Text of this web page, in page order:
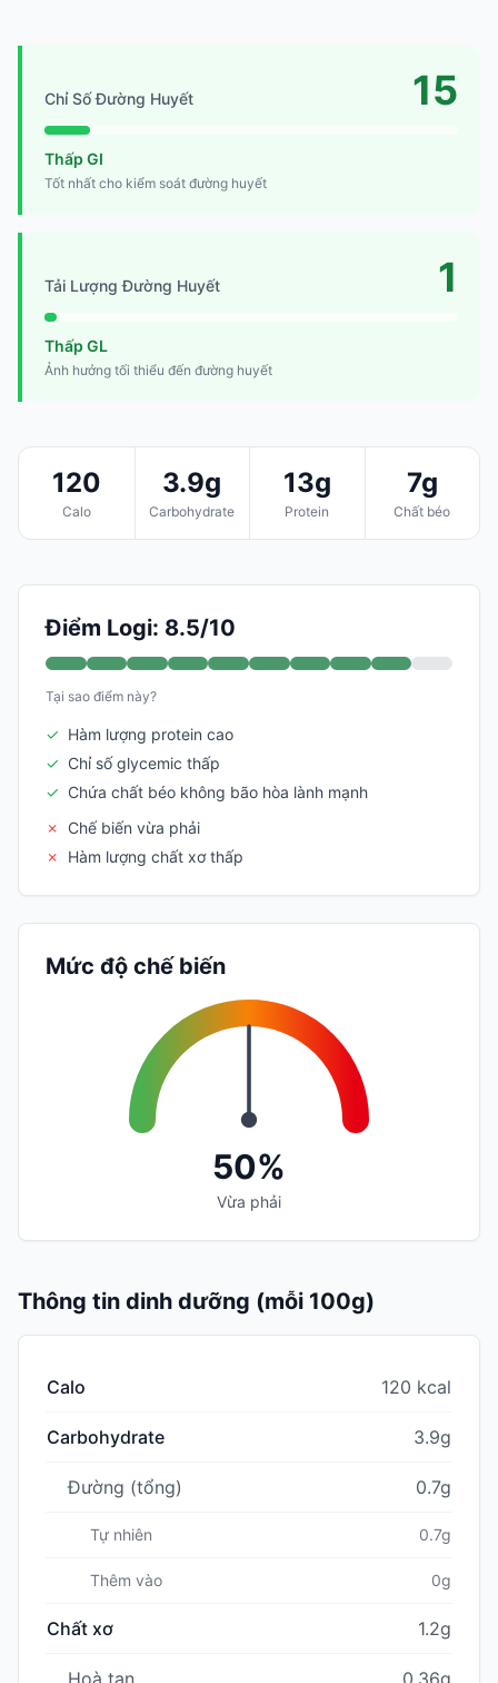
Chỉ Số Đường Huyết 15
Thấp GI
Tốt nhất cho kiểm soát đường huyết
Tải Lượng Đường Huyết 1
Thấp GL
Ảnh hưởng tối thiểu đến đường huyết
120
Calo
3.9g
Carbohydrate
13g
Protein
7g
Chất béo
Điểm Logi: 8.5/10
Tại sao điểm này?
✓ Hàm lượng protein cao
✓ Chỉ số glycemic thấp
✓ Chứa chất béo không bão hòa lành mạnh
✗
Chế biến vừa phải
✗
Hàm lượng chất xơ thấp
Mức độ chế biến
50%
Vừa phải
Thông tin dinh dưỡng (mỗi 100g)
Calo 120 kcal
Carbohydrate 3.9g
Đường (tổng) 0.7g
Tự nhiên 0.7g
Thêm vào 0g
Chất xơ 1.2g
Hoà tan 0.36g